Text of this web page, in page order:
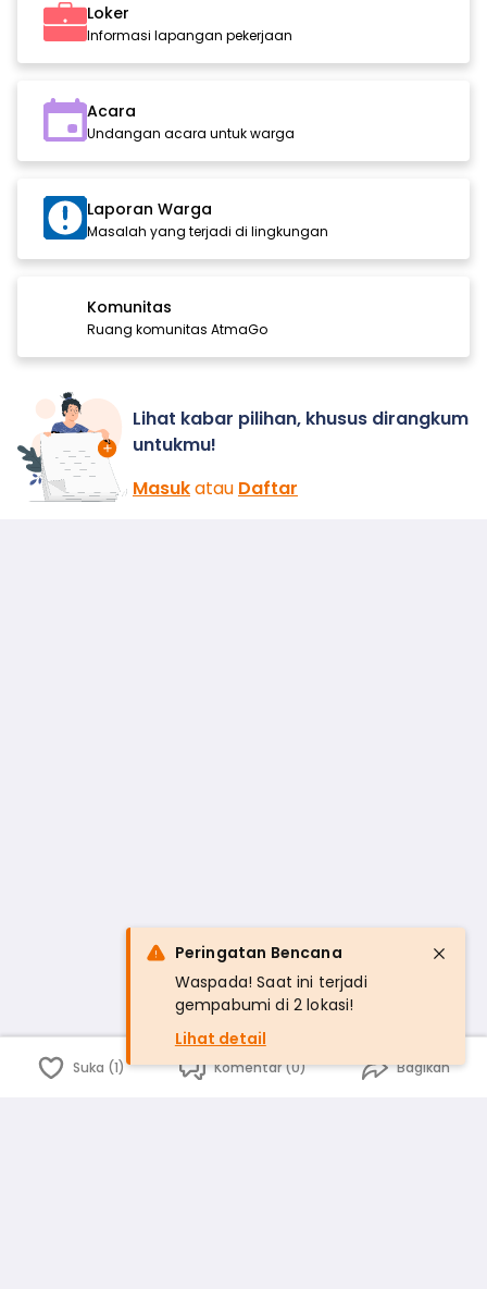
Loker
Informasi lapangan pekerjaan
Acara
Undangan acara untuk warga
Laporan Warga
Masalah yang terjadi di lingkungan
Komunitas
Ruang komunitas AtmaGo
Lihat kabar pilihan, khusus dirangkum
untukmu!
Masukatau Daftar
Suka (1) Komentar (0) Bagikan
Peringatan Bencana
Waspada! Saat ini terjadi
gempabumi di 2 lokasi!
Lihat detail